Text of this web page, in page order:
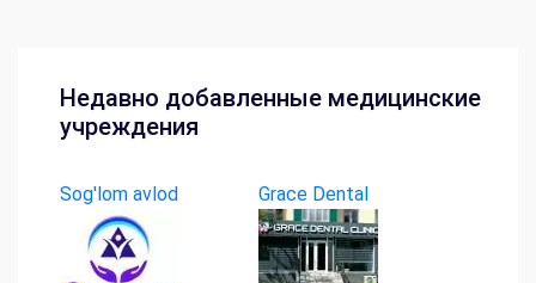
Недавно добавленные медицинские
учреждения
Sog'lom avlod Grace Dental